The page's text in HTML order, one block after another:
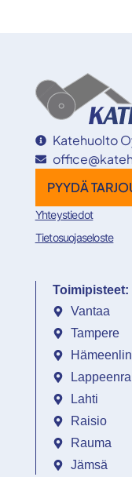
Katehuolto
PYYDÄ
Yhteystiedot
Tietosuojaseloste
Toimipisteet:
Vantaa
Tampere
Lahti
Raisio
Rauma
Jämsä